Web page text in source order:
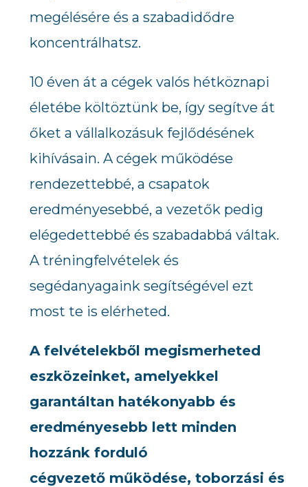
megélésére és a szabadidődre
koncentrálhatsz.
10 éven át a cégek valós hétköznapi
életébe költöztünk be, így segítve át
őket a vállalkozásuk fejlődésének
kihívásain. A cégek működése
rendezettebbé, a csapatok
eredményesebbé, a vezetők pedig
elégedettebbé és szabadabbá váltak.
A tréningfelvételek és
segédanyagaink segítségével ezt
most te is elérheted.
A felvételekből megismerheted
eszközeinket, amelyekkel
garantáltan hatékonyabb és
eredményesebb lett minden
hozzánk forduló
cégvezető működése, toborzási és